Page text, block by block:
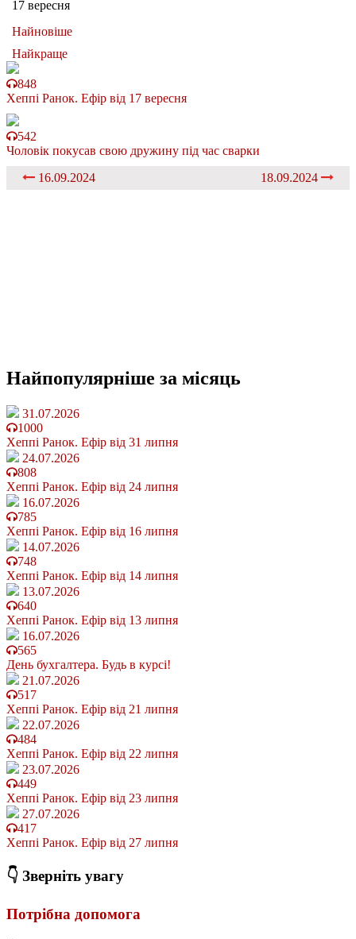
17 вересня
Найновіше
Найкраще
848
Хеппі Ранок. Ефір від 17 вересня
542
Чоловік покусав свою дружину під час сварки
16.09.2024
18.09.2024
Найпопулярніше за місяць
31.07.2026
1000
Хеппі Ранок. Ефір від 31 липня
24.07.2026
808
Хеппі Ранок. Ефір від 24 липня
16.07.2026
785
Хеппі Ранок. Ефір від 16 липня
14.07.2026
748
Хеппі Ранок. Ефір від 14 липня
13.07.2026
640
Хеппі Ранок. Ефір від 13 липня
16.07.2026
565
День бухгалтера. Будь в курсі!
21.07.2026
517
Хеппі Ранок. Ефір від 21 липня
22.07.2026
484
Хеппі Ранок. Ефір від 22 липня
23.07.2026
449
Хеппі Ранок. Ефір від 23 липня
27.07.2026
417
Хеппі Ранок. Ефір від 27 липня
👇 Зверніть увагу
Потрібна допомога